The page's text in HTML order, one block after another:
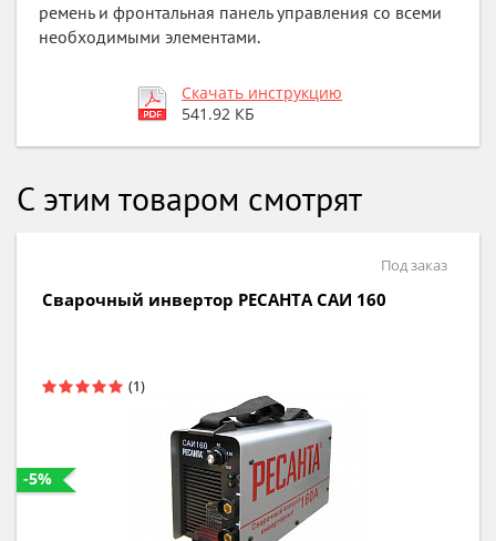
ремень и фронтальная панель управления со всеми
необходимыми элементами.
Скачать инструкцию
541.92 КБ
С этим товаром смотрят
В наличии
Сварочный аппарат РЕСАНТА САИ 190
-5%